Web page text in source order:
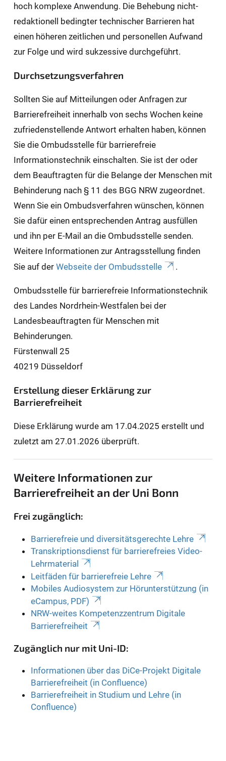
hoch komplexe Anwendung. Die Behebung nicht-
redaktionell bedingter technischer Barrieren hat
einen höheren zeitlichen und personellen Aufwand
zur Folge und wird sukzessive durchgeführt.
Durchsetzungsverfahren
Sollten Sie auf Mitteilungen oder Anfragen zur
Barrierefreiheit innerhalb von sechs Wochen keine
zufriedenstellende Antwort erhalten haben, können
Sie die Ombudsstelle für barrierefreie
Informationstechnik einschalten. Sie ist der oder
dem Beauftragten für die Belange der Menschen mit
Behinderung nach § 11 des BGG NRW zugeordnet.
Wenn Sie ein Ombudsverfahren wünschen, können
Sie dafür einen entsprechenden Antrag ausfüllen
und ihn per E-Mail an die Ombudsstelle senden.
Weitere Informationen zur Antragsstellung finden
Sie auf der Webseite der Ombudsstelle .
Ombudsstelle für barrierefreie Informationstechnik
des Landes Nordrhein-Westfalen bei der
Landesbeauftragten für Men­schen mit
Behinderungen.
Fürstenwall 25
40219 Düsseldorf
Erstellung dieser Erklärung zur
Barrierefreiheit
Diese Erklärung wurde am 17.04.2025 erstellt und
zuletzt am 27.01.2026 überprüft.
Weitere Informationen zur
Barrierefreiheit an der Uni Bonn
Frei zugänglich:
Barrierefreie und diversitätsgerechte Lehre
Transkriptionsdienst für barrierefreies Video-
Lehrmaterial
Leitfäden für barrierefreie Lehre
Mobiles Audiosystem zur Hörunterstützung (in
eCampus, PDF)
NRW-weites Kompetenzzentrum Digitale
Barrierefreiheit
Zugänglich nur mit Uni-ID:
Informationen über das DiCe-Projekt Digitale
Barrierefreiheit (in Confluence)
Barrierefreiheit in Studium und Lehre (in
Confluence)